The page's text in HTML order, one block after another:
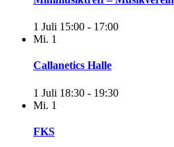
1 Juli 15:00 - 17:00
Mi. 1
Callanetics Halle
1 Juli 18:30 - 19:30
Mi. 1
FKS